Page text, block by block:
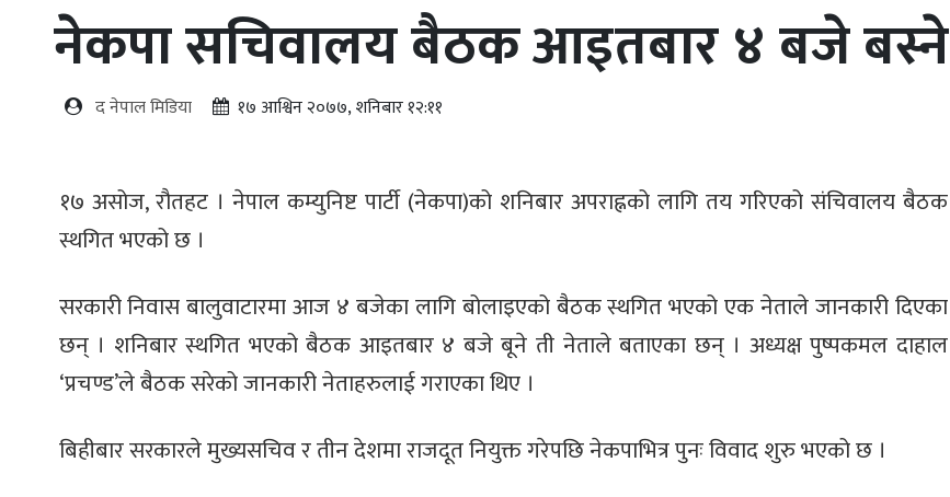
नेकपा सचिवालय बैठक आइतबार ४ बजे बस्ने
द नेपाल मिडिया १७ आश्विन २०७७, शनिबार १२:११
१७ असोज, रौतहट । नेपाल कम्युनिष्ट पार्टी (नेकपा)को शनिबार अपराह्नको लागि तय गरिएको संचिवालय बैठक
स्थगित भएको छ ।
सरकारी निवास बालुवाटारमा आज ४ बजेका लागि बोलाइएको बैठक स्थगित भएको एक नेताले जानकारी दिएका
छन् । शनिबार स्थगित भएको बैठक आइतबार ४ बजे बूने ती नेताले बताएका छन् । अध्यक्ष पुष्पकमल दाहाल
‘प्रचण्ड’ले बैठक सरेको जानकारी नेताहरुलाई गराएका थिए ।
बिहीबार सरकारले मुख्यसचिव र तीन देशमा राजदूत नियुक्त गरेपछि नेकपाभित्र पुनः विवाद शुरु भएको छ ।